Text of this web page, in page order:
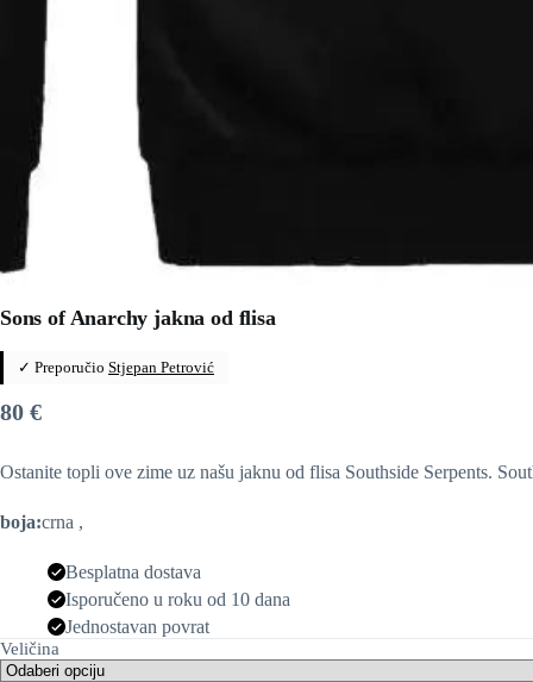
Sons of Anarchy jakna od flisa
✓ Preporučio Stjepan Petrović
80 €
Ostanite topli ove zime uz našu jaknu od flisa Southside Serpents.
boja:crna ,
Besplatna dostava
Isporučeno u roku od 10 dana
Jednostavan povrat
Veličina